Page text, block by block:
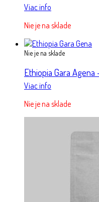
Viac info
Nie je na sklade
Nie je na sklade
Ethiopia Gara
Viac info
Nie je na sklade